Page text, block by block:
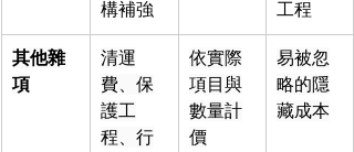
構補強
工程
其他雜
項
清運
費、保
護工
程、行
依實際
項目與
數量計
價
易被忽
略的隱
藏成本